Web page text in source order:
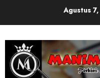
Agustus